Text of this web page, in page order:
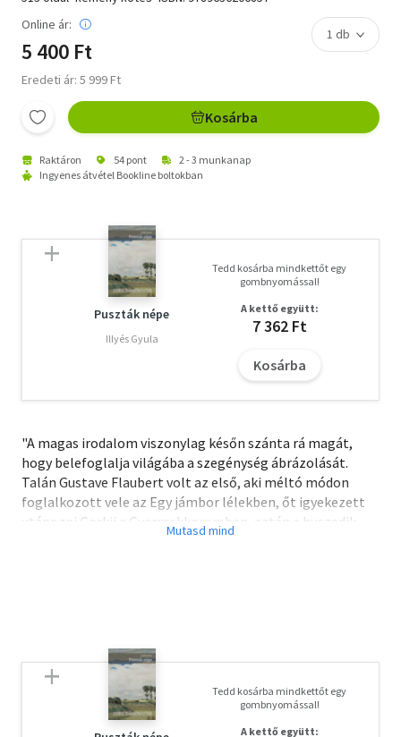
Online ár:
5 400 Ft
Eredeti ár: 5 999 Ft
Kosárba
Raktáron 54 pont
2 - 3 munkanap
Ingyenes átvétel Bookline boltokban
Puszták népe
Illyés Gyula
Tedd kosárba mindkettőt egy
gombnyomással!
A kettő együtt:
7 362 Ft
Kosárba
"A magas irodalom viszonylag későn szánta rá magát,
hogy belefoglalja világába a szegénység ábrázolását.
Talán Gustave Flaubert volt az első, aki méltó módon
foglalkozott vele az Egy jámbor lélekben, őt igyekezett
utánozni Gorkij a Gyermekkoromban, aztán a huszadik
században Louis-Ferdinand Céline volt az, aki műve
Szávai János
"Nincs olyan bölcs, aki meg tudná mondani, miért áll
össze férfi meg nő, aztán miért mennek szét."
Tedd kosárba mindkettőt egy
gombnyomással!
A kettő együtt: